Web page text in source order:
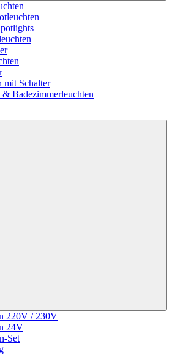
mit Schalter
Badezimmerleuchten
220V / 230V
24V
Set